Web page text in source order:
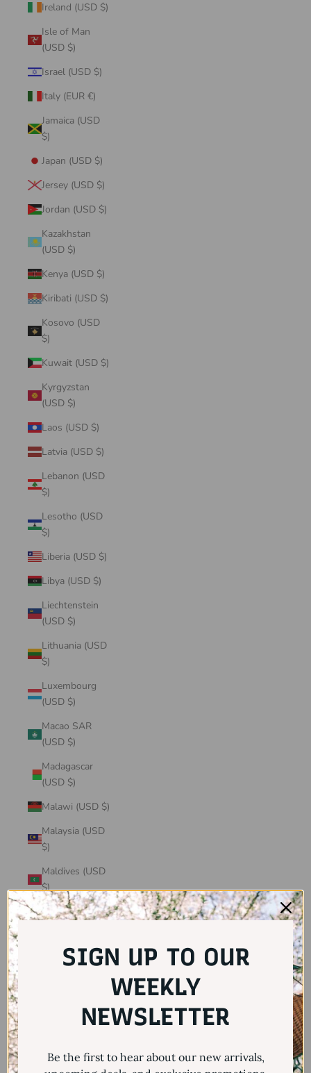
Ireland (USD $)
Isle of Man
(USD $)
Israel (USD $)
Italy (EUR €)
Jamaica (USD
$)
Japan (USD $)
Jersey (USD $)
Jordan (USD $)
Kazakhstan
(USD $)
Kenya (USD $)
Kiribati (USD $)
Kosovo (USD
$)
Kuwait (USD $)
Kyrgyzstan
(USD $)
Laos (USD $)
Latvia (USD $)
Lebanon (USD
$)
Lesotho (USD
$)
Liberia (USD $)
Libya (USD $)
Liechtenstein
(USD $)
Lithuania (USD
$)
Luxembourg
(USD $)
Macao SAR
(USD $)
Madagascar
(USD $)
Malawi (USD $)
Malaysia (USD
$)
Maldives (USD
$)
Mali (USD $)
Martinique
$)
SIGN UP TO OUR
WEEKLY
NEWSLETTER
Be the first to hear about our new arrivals,